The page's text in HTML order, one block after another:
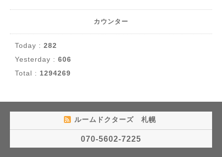
カウンター
Today : 282
Yesterday : 606
Total : 1294269
ルームドクターズ 札幌
070-5602-7225